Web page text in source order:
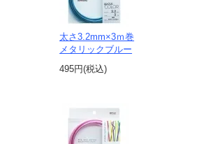
太さ3.2mm×3ｍ巻
メタリックブルー
495円(税込)